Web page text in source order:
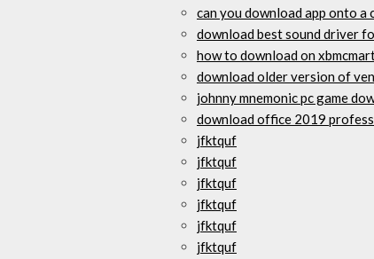
can you download app onto a
download best sound driver
how to download on
download older version of
johnny mnemonic pc game
download office 2019
jfktquf
jfktquf
jfktquf
jfktquf
jfktquf
jfktquf